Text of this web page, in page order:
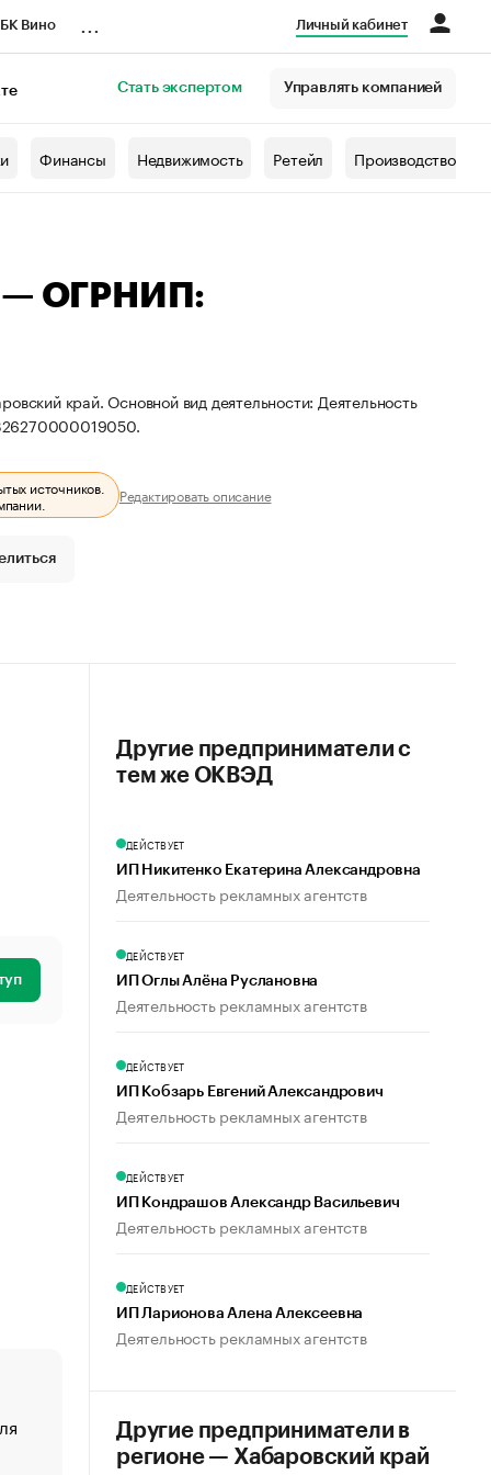
Вино Личный кабинет
Стать экспертом Управлять компанией
Финансы Недвижимость Ретейл Производство
— ОГРНИП:
край. Основной вид деятельности: Деятельность
источников. Редактировать описание
«От спорта тело стареет иначе». Как живет глава
создавшей GTA
Другие предприниматели с
тем же ОКВЭД
ДЕЙСТВУЕТ
ИП Никитенко Екатерина Александровна
Деятельность рекламных агентств
ДЕЙСТВУЕТ
ИП Оглы Алёна Руслановна
Деятельность рекламных агентств
ДЕЙСТВУЕТ
ИП Кобзарь Евгений Александрович
Деятельность рекламных агентств
ДЕЙСТВУЕТ
ИП Кондрашов Александр Васильевич
Деятельность рекламных агентств
ДЕЙСТВУЕТ
ИП Ларионова Алена Алексеевна
Деятельность рекламных агентств
Другие предприниматели в
регионе — Хабаровский край